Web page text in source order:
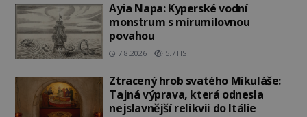
Ayia Napa: Kyperské vodní
monstrum s mírumilovnou
povahou
7.8.2026 5.7TIS
Ztracený hrob svatého Mikuláše:
Tajná výprava, která odnesla
nejslavnější relikvii do Itálie